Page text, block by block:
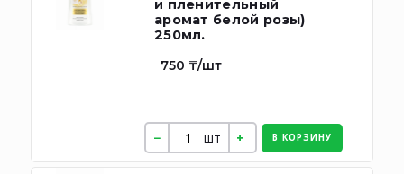
и пленительный
аромат белой розы)
250мл.
750 ₸/шт
шт В КОРЗИНУ